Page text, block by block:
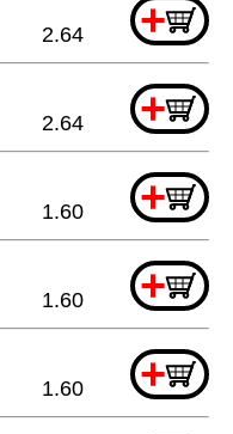
+
2.64
+
2.64
+
1.60
+
1.60
+
1.60